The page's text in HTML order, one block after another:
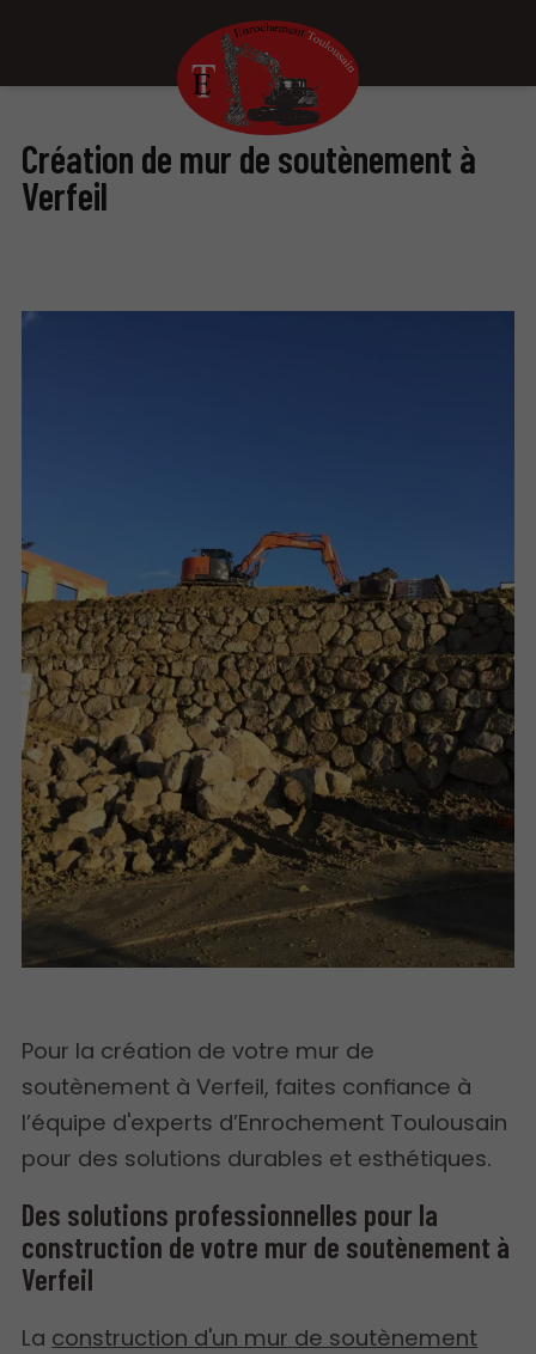
Création de mur de soutènement à
Verfeil
Pour la création de votre mur de
soutènement à Verfeil, faites confiance à
l’équipe d'experts d’Enrochement Toulousain
pour des solutions durables et esthétiques.
Des solutions professionnelles pour la
construction de votre mur de soutènement à
Verfeil
La construction d'un mur de soutènement